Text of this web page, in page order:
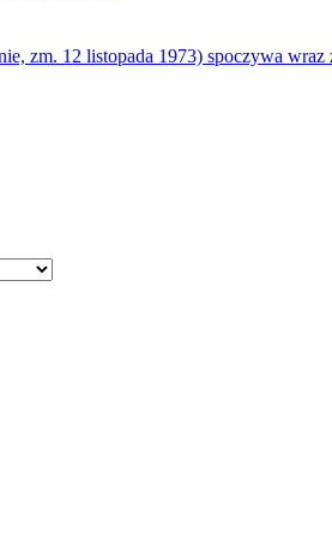
zm. 12 listopada 1973) spoczywa